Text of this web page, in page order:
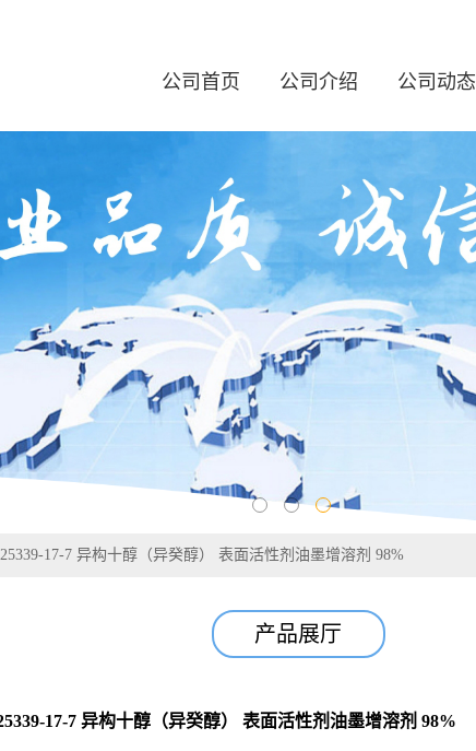
公司首页 公司介绍 公司动态
25339-17-7 异构十醇（异癸醇） 表面活性剂油墨增溶剂 98%
产品展厅
17-7 异构十醇（异癸醇） 表面活性剂油墨增溶剂 98%